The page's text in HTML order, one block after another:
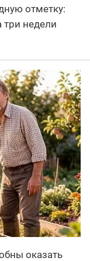
отметку:
недели
оказать